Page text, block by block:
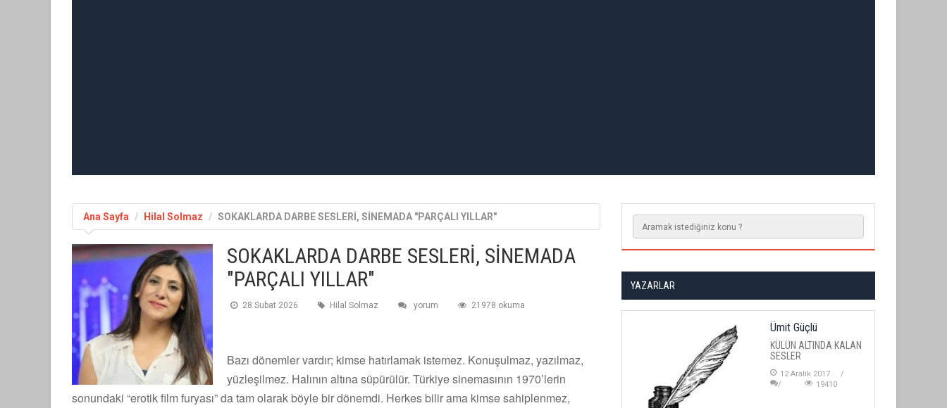
Ana Sayfa Hilal Solmaz SOKAKLARDA DARBE SESLERİ, SİNEMADA "PARÇALI YILLAR"
SOKAKLARDA DARBE SESLERİ, SİNEMADA
"PARÇALI YILLAR"
28 Subat 2026 Hilal Solmaz yorum 21978 okuma
Bazı dönemler vardır; kimse hatırlamak istemez. Konuşulmaz, yazılmaz,
yüzleşilmez. Halının altına süpürülür. Türkiye sinemasının 1970’lerin
sonundaki “erotik film furyası” da tam olarak böyle bir dönemdi. Herkes bilir ama kimse sahiplenmez,
YAZARLAR
Ümit Güçlü
KÜLÜN ALTINDA KALAN
SESLER
12 Aralik 2017
19410